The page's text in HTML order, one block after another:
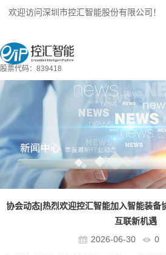
欢迎访问深圳市控汇智能股份有限公司！
股票代码：839418
协会动态|热烈欢迎控汇智能加入智能装备
互联新机遇
2026-06-30
0